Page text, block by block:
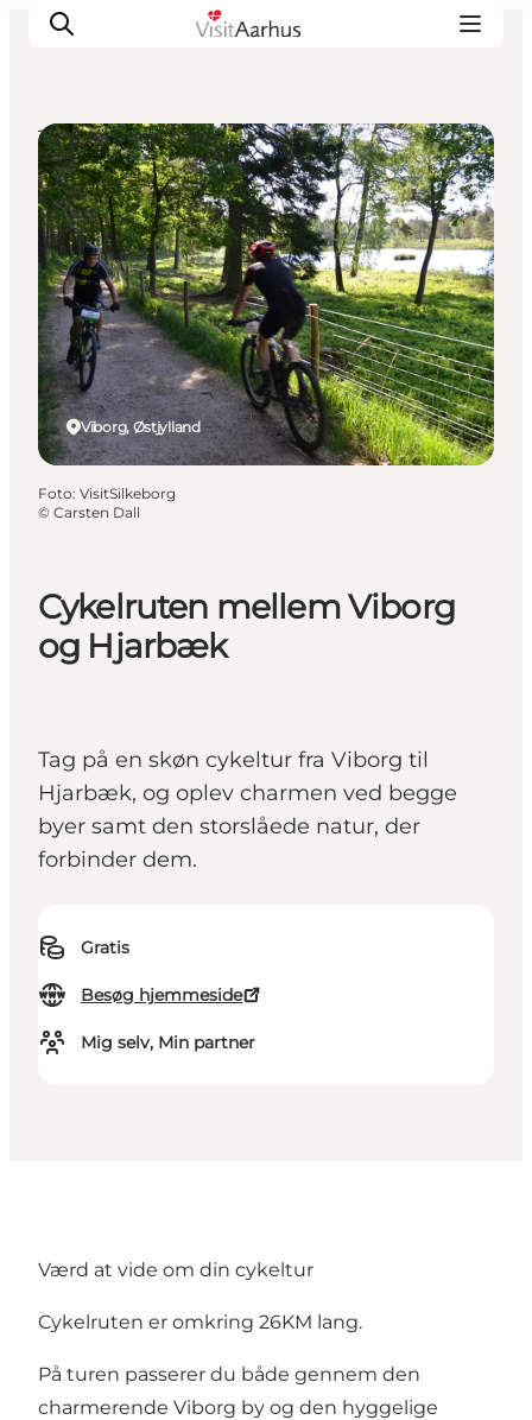
Oplevelser
Kalender
Byer og steder
Planlæg ferien
Transport
Cykelruten mellem Viborg
og Hjarbæk
Tag på en skøn cykeltur fra Viborg til
Hjarbæk, og oplev charmen ved begge
byer samt den storslåede natur, der
forbinder dem.
Gratis
Besøg hjemmeside
Mig selv, Min partner
Viborg, Østjylland
Ture på egen hånd
Foto: VisitSilkeborg
© Carsten Dall
Værd at vide om din cykeltur
Cykelruten er omkring 26KM lang.
På turen passerer du både gennem den
charmerende Viborg by og den hyggelige